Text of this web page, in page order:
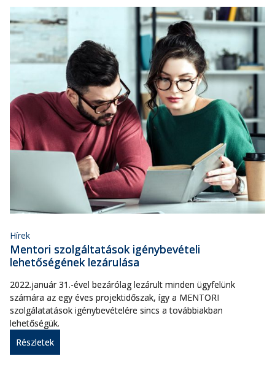
Hírek
Mentori szolgáltatások igénybevételi
lehetőségének lezárulása
2022.január 31.-ével bezárólag lezárult minden ügyfelünk
számára az egy éves projektidőszak, így a MENTORI
szolgálatatások igénybevételére sincs a továbbiakban
lehetőségük.
Részletek